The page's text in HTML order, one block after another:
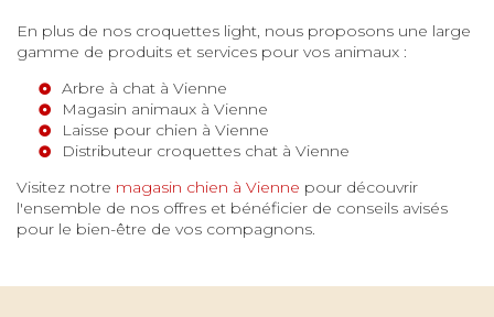
En plus de nos croquettes light, nous proposons une large
gamme de produits et services pour vos animaux :
Arbre à chat à Vienne
Magasin animaux à Vienne
Laisse pour chien à Vienne
Distributeur croquettes chat à Vienne
Visitez notre magasin chien à Vienne pour découvrir
l'ensemble de nos offres et bénéficier de conseils avisés
pour le bien-être de vos compagnons.